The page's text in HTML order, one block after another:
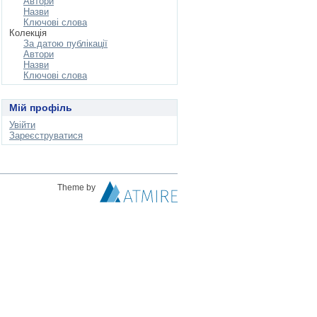
Назви
Ключові слова
Колекція
За датою публікації
Автори
Назви
Ключові слова
Мій профіль
Увійти
Зареєструватися
Theme by